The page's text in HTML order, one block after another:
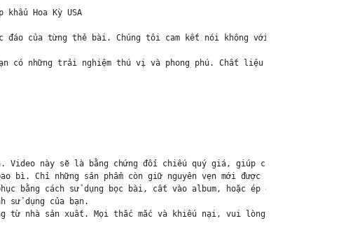
Hoa Kỳ USA
đáo của từng thẻ bài. Chúng tôi cam kết nói không với hàng nhái,
có những trải nghiệm thú vị và phong phú. Chất liệu chính của thẻ
này sẽ là bằng chứng đối chiếu quý giá, giúp chúng tôi nhanh
bì. Chỉ những sản phẩm còn giữ nguyên vẹn mới được chấp nhận đổi
cách sử dụng bọc bài, cất vào album, hoặc ép giữa quyển vở
sử dụng của bạn.
từ nhà sản xuất. Mọi thắc mắc và khiếu nại, vui lòng liên hệ trực